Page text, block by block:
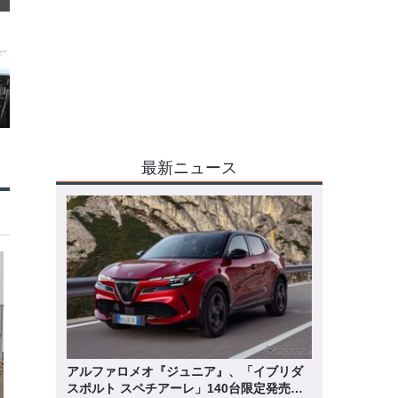
最新ニュース
アルファロメオ『ジュニア』、「イブリダ
スポルト スペチアーレ」140台限定発売…